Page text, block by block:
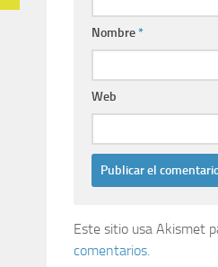
Nombre*
Web
Este sitio usa Akismet
comentarios.